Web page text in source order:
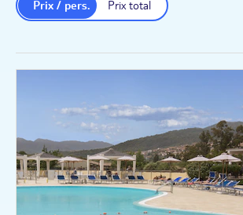
Prix total
Prix / pers.